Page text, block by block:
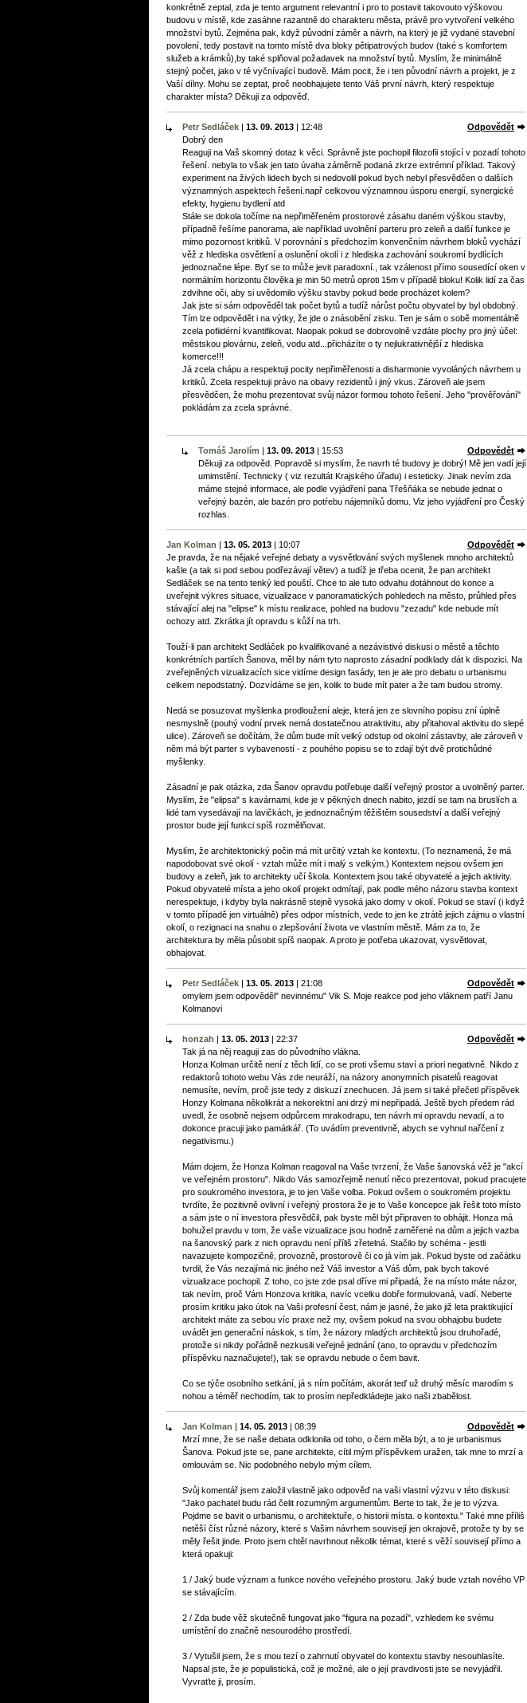
konkrétně zeptal, zda je tento argument relevantní i pro to postavit takovouto výškovou
budovu v místě, kde zasáhne razantně do charakteru města, právě pro vytvoření velkého
množství bytů. Zejména pak, když původní záměr a návrh, na který je již vydané stavební
povolení, tedy postavit na tomto místě dva bloky pětipatrových budov (také s komfortem
služeb a krámků),by také splňoval požadavek na množství bytů. Myslím, že minimálně
stejný počet, jako v té vyčnívající budově. Mám pocit, že i ten původní návrh a projekt, je z
Vaší dílny. Mohu se zeptat, proč neobhajujete tento Váš první návrh, který respektuje
charakter místa? Děkuji za odpověď.
Petr Sedláček | 13. 09. 2013 | 12:48
Odpovědět
Dobrý den
Reaguji na Vaš skomný dotaz k věci. Správně jste pochopil filozofii stojící v pozadí tohoto
řešení. nebyla to však jen tato úvaha záměrně podaná zkrze extrémní příklad. Takový
experiment na živých lidech bych si nedovolil pokud bych nebyl přesvědčen o dalších
významných aspektech řešení.např celkovou významnou úsporu energií, synergické
efekty, hygienu bydlení atd
Stále se dokola točíme na nepřiměřeném prostorové zásahu daném výškou stavby,
případně řešíme panorama, ale například uvolnění parteru pro zeleň a další funkce je
mimo pozornost kritiků. V porovnání s předchozím konvenčním návrhem bloků vychází
věž z hlediska osvětlení a oslunění okolí i z hlediska zachování soukromí bydlících
jednoznačne lépe. Byť se to může jevit paradoxní., tak vzálenost přímo sousedící oken v
normálním horizontu člověka je min 50 metrů oproti 15m v případě bloku! Kolik lidí za čas
zdvihne oči, aby si uvědomilo výšku stavby pokud bede procházet kolem?
Jak jste si sám odpověděl tak počet bytů a tudíž nárůst počtu obyvatel by byl obdobný.
Tím lze odpovědět i na výtky, že jde o znásobění zisku. Ten je sám o sobě momentálně
zcela pofiidérní kvantifikovat. Naopak pokud se dobrovolně vzdáte plochy pro jiný účel:
městskou plovárnu, zeleň, vodu atd...přicházíte o ty nejlukrativnější z hlediska
komerce!!!
Já zcela chápu a respektuji pocity nepřiměřenosti a disharmonie vyvoláných návrhem u
kritiků. Zcela respektuji právo na obavy rezidentů i jiný vkus. Zároveň ale jsem
přesvědčen, že mohu prezentovat svůj názor formou tohoto řešení. Jeho "prověřování"
pokládám za zcela správné.
Tomáš Jarolím | 13. 09. 2013 | 15:53
Odpovědět
Děkuji za odpověd. Popravdě si myslím, že navrh té budovy je dobrý! Mě jen vadí její
umimstění. Technicky ( viz rezultát Krajského úřadu) i esteticky. Jinak nevím zda
máme stejné informace, ale podle vyjádření pana Třešňáka se nebude jednat o
veřejný bazén, ale bazén pro potŕebu nájemníků domu. Viz jeho vyjádření pro Český
rozhlas.
Jan Kolman | 13. 05. 2013 | 10:07
Odpovědět
Je pravda, že na nějaké veřejné debaty a vysvětlování svých myšlenek mnoho architektů
kašle (a tak si pod sebou podřezávají větev) a tudíž je třeba ocenit, že pan architekt
Sedláček se na tento tenký led pouští. Chce to ale tuto odvahu dotáhnout do konce a
uveřejnit výkres situace, vizualizace v panoramatických pohledech na město, průhled přes
stávající alej na "elipse" k místu realizace, pohled na budovu "zezadu" kde nebude mít
ochozy atd. Zkrátka jít opravdu s kůží na trh.
Touží-li pan architekt Sedláček po kvalifikované a nezávistivé diskusi o městě a těchto
konkrétních partiích Šanova, měl by nám tyto naprosto zásadní podklady dát k dispozici. Na
zveřejněných vizualizacích sice vidíme design fasády, ten je ale pro debatu o urbanismu
celkem nepodstatný. Dozvídáme se jen, kolik to bude mít pater a že tam budou stromy.
Nedá se posuzovat myšlenka prodloužení aleje, která jen ze slovního popisu zní úplně
nesmyslně (pouhý vodní prvek nemá dostatečnou atraktivitu, aby přitahoval aktivitu do slepé
ulice). Zároveň se dočítám, že dům bude mít velký odstup od okolní zástavby, ale zároveň v
něm má být parter s vybaveností - z pouhého popisu se to zdají být dvě protichůdné
myšlenky.
Zásadní je pak otázka, zda Šanov opravdu potřebuje další veřejný prostor a uvolněný parter.
Myslím, že "elipsa" s kavárnami, kde je v pěkných dnech nabito, jezdí se tam na bruslích a
lidé tam vysedávají na lavičkách, je jednoznačným těžištěm sousedství a další veřejný
prostor bude její funkci spíš rozmělňovat.
Myslím, že architektonický počin má mít určitý vztah ke kontextu. (To neznamená, že má
napodobovat své okolí - vztah může mít i malý s velkým.) Kontextem nejsou ovšem jen
budovy a zeleň, jak to architekty učí škola. Kontextem jsou také obyvatelé a jejich aktivity.
Pokud obyvatelé místa a jeho okolí projekt odmítají, pak podle mého názoru stavba kontext
nerespektuje, i kdyby byla nakrásně stejně vysoká jako domy v okolí. Pokud se staví (i když
v tomto případě jen virtuálně) přes odpor místních, vede to jen ke ztrátě jejich zájmu o vlastní
okolí, o rezignaci na snahu o zlepšování života ve vlastním městě. Mám za to, že
architektura by měla působit spíš naopak. A proto je potřeba ukazovat, vysvětlovat,
obhajovat.
Petr Sedláček | 13. 05. 2013 | 21:08
Odpovědět
omylem jsem odpověděl" nevinnému" Vik S. Moje reakce pod jeho vláknem patří Janu
Kolmanovi
honzah | 13. 05. 2013 | 22:37
Odpovědět
Tak já na něj reaguji zas do původního vlákna.
Honza Kolman určitě není z těch lidí, co se proti všemu staví a priori negativně. Nikdo z
redaktorů tohoto webu Vás zde neuráží, na názory anonymních pisatelů reagovat
nemusíte, nevím, proč jste tedy z diskuzí znechucen. Já jsem si také přečetl příspěvek
Honzy Kolmana několikrát a nekorektní ani drzý mi nepřipadá. Ještě bych předem rád
uvedl, že osobně nejsem odpůrcem mrakodrapu, ten návrh mi opravdu nevadí, a to
dokonce pracuji jako památkář. (To uvádím preventivně, abych se vyhnul nařčení z
negativismu.)
Mám dojem, že Honza Kolman reagoval na Vaše tvrzení, že Vaše šanovská věž je "akcí
ve veřejném prostoru". Nikdo Vás samozřejmě nenutí něco prezentovat, pokud pracujete
pro soukromého investora, je to jen Vaše volba. Pokud ovšem o soukromém projektu
tvrdíte, že pozitivně ovlivní i veřejný prostora že je to Vaše koncepce jak řešit toto místo
a sám jste o ní investora přesvědčil, pak byste měl být připraven to obhájit. Honza má
bohužel pravdu v tom, že vaše vizualizace jsou hodně zaměřené na dům a jejich vazba
na šanovský park z nich opravdu není příliš zřetelná. Stačilo by schéma - jestli
navazujete kompozičně, provozně, prostorově či co já vím jak. Pokud byste od začátku
tvrdil, že Vás nezajímá nic jiného než Váš investor a Váš dům, pak bych takové
vizualizace pochopil. Z toho, co jste zde psal dříve mi připadá, že na místo máte názor,
tak nevím, proč Vám Honzova kritika, navíc vcelku dobře formulovaná, vadí. Neberte
prosím kritiku jako útok na Vaši profesní čest, nám je jasné, že jako již leta praktikující
architekt máte za sebou víc praxe než my, ovšem pokud na svou obhajobu budete
uvádět jen generační náskok, s tím, že názory mladých architektů jsou druhořadé,
protože si nikdy pořádně nezkusili veřejné jednání (ano, to opravdu v předchozím
příspěvku naznačujete!), tak se opravdu nebude o čem bavit.
Co se týče osobního setkání, já s ním počítám, akorát teď už druhý měsíc marodím s
nohou a téměř nechodím, tak to prosím nepředkládejte jako naši zbabělost.
Jan Kolman | 14. 05. 2013 | 08:39
Odpovědět
Mrzí mne, že se naše debata odklonila od toho, o čem měla být, a to je urbanismus
Šanova. Pokud jste se, pane architekte, cítil mým příspěvkem uražen, tak mne to mrzí a
omlouvám se. Nic podobného nebylo mým cílem.
Svůj komentář jsem založil vlastně jako odpověď na vaši vlastní výzvu v této diskusi:
"Jako pachatel budu rád čelit rozumným argumentům. Berte to tak, že je to výzva.
Pojdme se bavit o urbanismu, o architektuře, o historii místa. o kontextu." Také mne příliš
netěší číst různé názory, které s Vašim návrhem souvisejí jen okrajově, protože ty by se
měly řešit jinde. Proto jsem chtěl navrhnout několik témat, které s věží souvisejí přímo a
která opakuji:
1 / Jaký bude význam a funkce nového veřejného prostoru. Jaký bude vztah nového VP
se stávajícím.
2 / Zda bude věž skutečně fungovat jako "figura na pozadí", vzhledem ke svému
umístění do značně nesourodého prostředí.
3 / Vytušil jsem, že s mou tezí o zahrnutí obyvatel do kontextu stavby nesouhlasíte.
Napsal jste, že je populistická, což je možné, ale o její pravdivosti jste se nevyjádřil.
Vyvraťte ji, prosím.